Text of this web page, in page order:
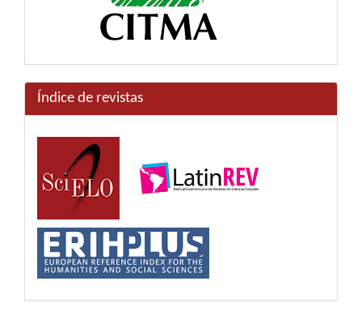
Índice de revistas